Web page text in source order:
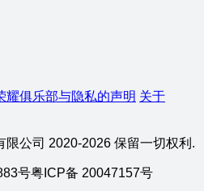
耀俱乐部与隐私的声明 关于
公司 2020-2026 保留一切权利.
号粤ICP备 20047157号